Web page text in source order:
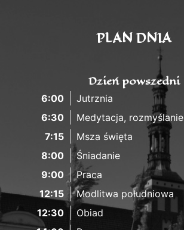
PLAN DNIA
Dzień powszedni
6:00
Jutrznia
6:30
Medytacja, rozmyślanie
7:15
Msza święta
8:00
Śniadanie
9:00
Praca
12:15
Modlitwa południowa
12:30
Obiad